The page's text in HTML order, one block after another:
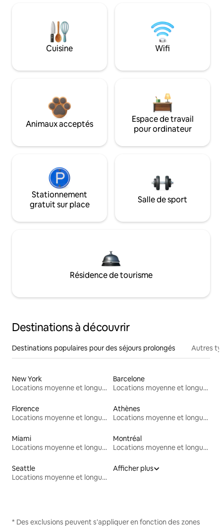
Cuisine Wifi
Animaux acceptés
Espace de travail
pour ordinateur
Stationnement
gratuit sur place
Salle de sport
Résidence de tourisme
Destinations à découvrir
Destinations populaires pour des séjours prolongés Autres
New York
Locations moyenne et longue durée
Barcelone
Locations moyenne et longue durée
Florence
Locations moyenne et longue durée
Athènes
Locations moyenne et longue durée
Miami
Locations moyenne et longue durée
Montréal
Locations moyenne et longue durée
Seattle
Locations moyenne et longue durée
Afficher plus
* Des exclusions peuvent s'appliquer en fonction des zones